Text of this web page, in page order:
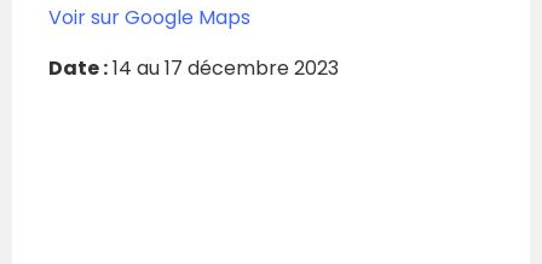
Voir sur Google Maps
Date :14 au 17 décembre 2023